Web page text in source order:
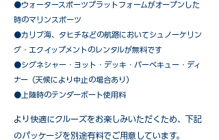
●ウォータースポーツプラットフォームがオープンした
時のマリンスポーツ
●カリブ海、タヒチなどの航路においてシュノーケリン
グ・エクイップメントのレンタルが無料です
​●シグネシャー・ヨット・デッキ・バーベキュー・ディ
ナー（天候により中止の場合あり）
●上陸時のテンダーボート使用料
​より快適にクルーズをお楽しみいただくため、下記
のパッケージを別途有料でご用意しています。​